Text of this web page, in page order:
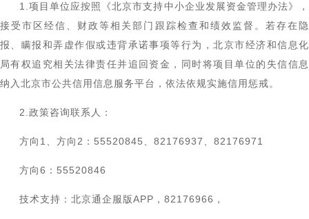
1.项目单位应按照《北京市支持中小企业发展资金管理办法》，
接受市区经信、财政等相关部门跟踪检查和绩效监督。若存在隐
报、瞒报和弄虚作假或违背承诺事项等行为，北京市经济和信息化
局有权追究相关法律责任并追回资金，同时将项目单位的失信信息
纳入北京市公共信用信息服务平台，依法依规实施信用惩戒。
2.政策咨询联系人：
方向1、方向2：55520845、82176937、82176971
方向6：55520846
技术支持：北京通企服版APP，82176966，